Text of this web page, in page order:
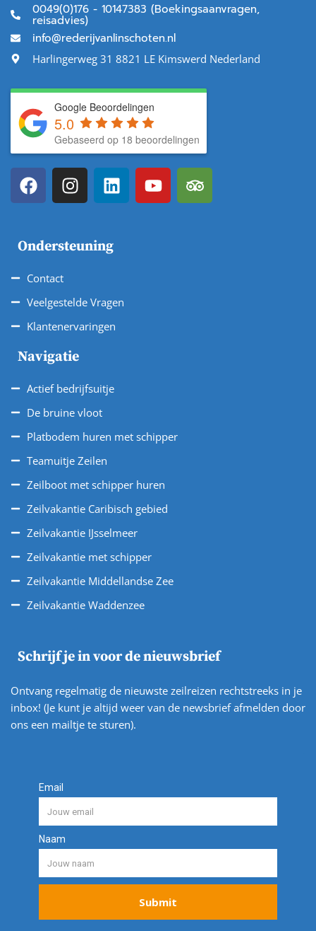
0049(0)176 - 10147383 (Boekingsaanvragen,
reisadvies)
info@rederijvanlinschoten.nl
Harlingerweg 31 8821 LE Kimswerd Nederland
Google Beoordelingen
5.0
Gebaseerd op 18 beoordelingen
Ondersteuning
Contact
Veelgestelde Vragen
Klantenervaringen
Navigatie
Actief bedrijfsuitje
De bruine vloot
Platbodem huren met schipper
Teamuitje Zeilen
Zeilboot met schipper huren
Zeilvakantie Caribisch gebied
Zeilvakantie IJsselmeer
Zeilvakantie met schipper
Zeilvakantie Middellandse Zee
Zeilvakantie Waddenzee
Schrijf je in voor de nieuwsbrief
Ontvang regelmatig de nieuwste zeilreizen rechtstreeks in je
inbox! (Je kunt je altijd weer van de newsbrief afmelden door
ons een mailtje te sturen).